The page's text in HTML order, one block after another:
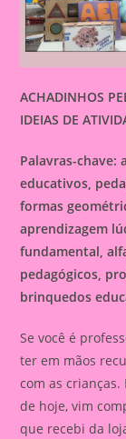
ACHADINHOS
IDEIAS DE
Palavras-chave:
educativos,
formas
aprendizagem
fundamental,
pedagógicos,
brinquedos
Se você é
ter em mãos
com as
de hoje, vim
que recebi da